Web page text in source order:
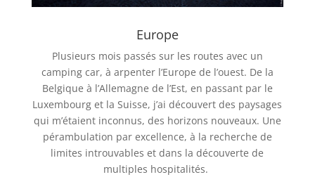
Europe
Plusieurs mois passés sur les routes avec un
camping car, à arpenter l’Europe de l’ouest. De la
Belgique à l’Allemagne de l’Est, en passant par le
Luxembourg et la Suisse, j’ai découvert des paysages
qui m’étaient inconnus, des horizons nouveaux. Une
pérambulation par excellence, à la recherche de
limites introuvables et dans la découverte de
multiples hospitalités.